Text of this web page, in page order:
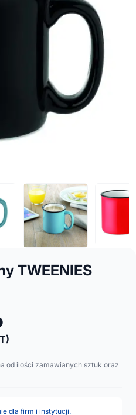
TWEENIES
od ilości zamawianych sztuk oraz
dla firm i instytucji.